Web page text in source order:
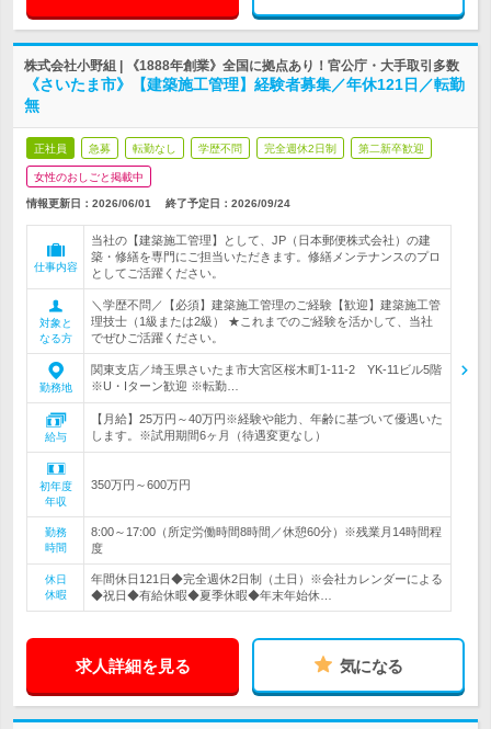
株式会社小野組 | 《1888年創業》全国に拠点あり！官公庁・大手取引多数
《さいたま市》【建築施工管理】経験者募集／年休121日／転勤
無
正社員 急募 転勤なし 学歴不問 完全週休2日制 第二新卒歓迎
女性のおしごと掲載中
情報更新日：2026/06/01 終了予定日： 2026/09/24
仕事内容
当社の【建築施工管理】として、JP（日本郵便株式会社）の建
築・修繕を専門にご担当いただきます。修繕メンテナンスのプロ
としてご活躍ください。
対象と
なる方
＼学歴不問／【必須】建築施工管理のご経験【歓迎】建築施工管
理技士（1級または2級） ★これまでのご経験を活かして、当社
でぜひご活躍ください。
勤務地
関東支店／埼玉県さいたま市大宮区桜木町1-11-2 YK-11ビル5階
※U・Iターン歓迎 ※転勤…
給与
【月給】25万円～40万円※経験や能力、年齢に基づいて優遇いた
します。※試用期間6ヶ月（待遇変更なし）
初年度
年収
350万円～600万円
勤務
時間
8:00～17:00（所定労働時間8時間／休憩60分）※残業月14時間程
度
休日
休暇
年間休日121日◆完全週休2日制（土日）※会社カレンダーによる
◆祝日◆有給休暇◆夏季休暇◆年末年始休…
求人詳細を見る 気になる